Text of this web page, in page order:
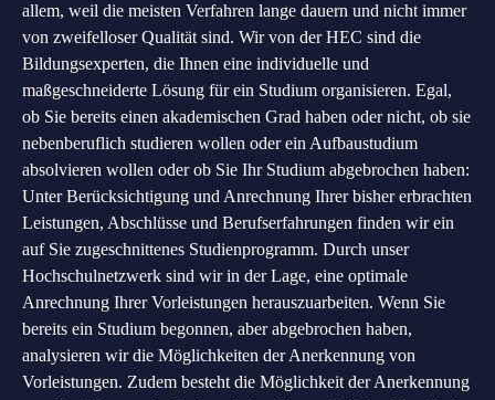
allem, weil die meisten Verfahren lange dauern und nicht immer
von zweifelloser Qualität sind. Wir von der HEC sind die
Bildungsexperten, die Ihnen eine individuelle und
maßgeschneiderte Lösung für ein Studium organisieren. Egal,
ob Sie bereits einen akademischen Grad haben oder nicht, ob sie
nebenberuflich studieren wollen oder ein Aufbaustudium
absolvieren wollen oder ob Sie Ihr Studium abgebrochen haben:
Unter Berücksichtigung und Anrechnung Ihrer bisher erbrachten
Leistungen, Abschlüsse und Berufserfahrungen finden wir ein
auf Sie zugeschnittenes Studienprogramm. Durch unser
Hochschulnetzwerk sind wir in der Lage, eine optimale
Anrechnung Ihrer Vorleistungen herauszuarbeiten. Wenn Sie
bereits ein Studium begonnen, aber abgebrochen haben,
analysieren wir die Möglichkeiten der Anerkennung von
Vorleistungen. Zudem besteht die Möglichkeit der Anerkennung